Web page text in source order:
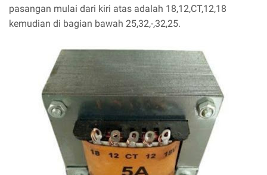
pasangan mulai dari kiri atas adalah 18,12,CT,12,18
kemudian di bagian bawah 25,32,-,32,25.